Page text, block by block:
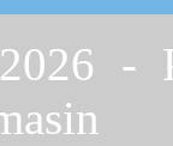
-